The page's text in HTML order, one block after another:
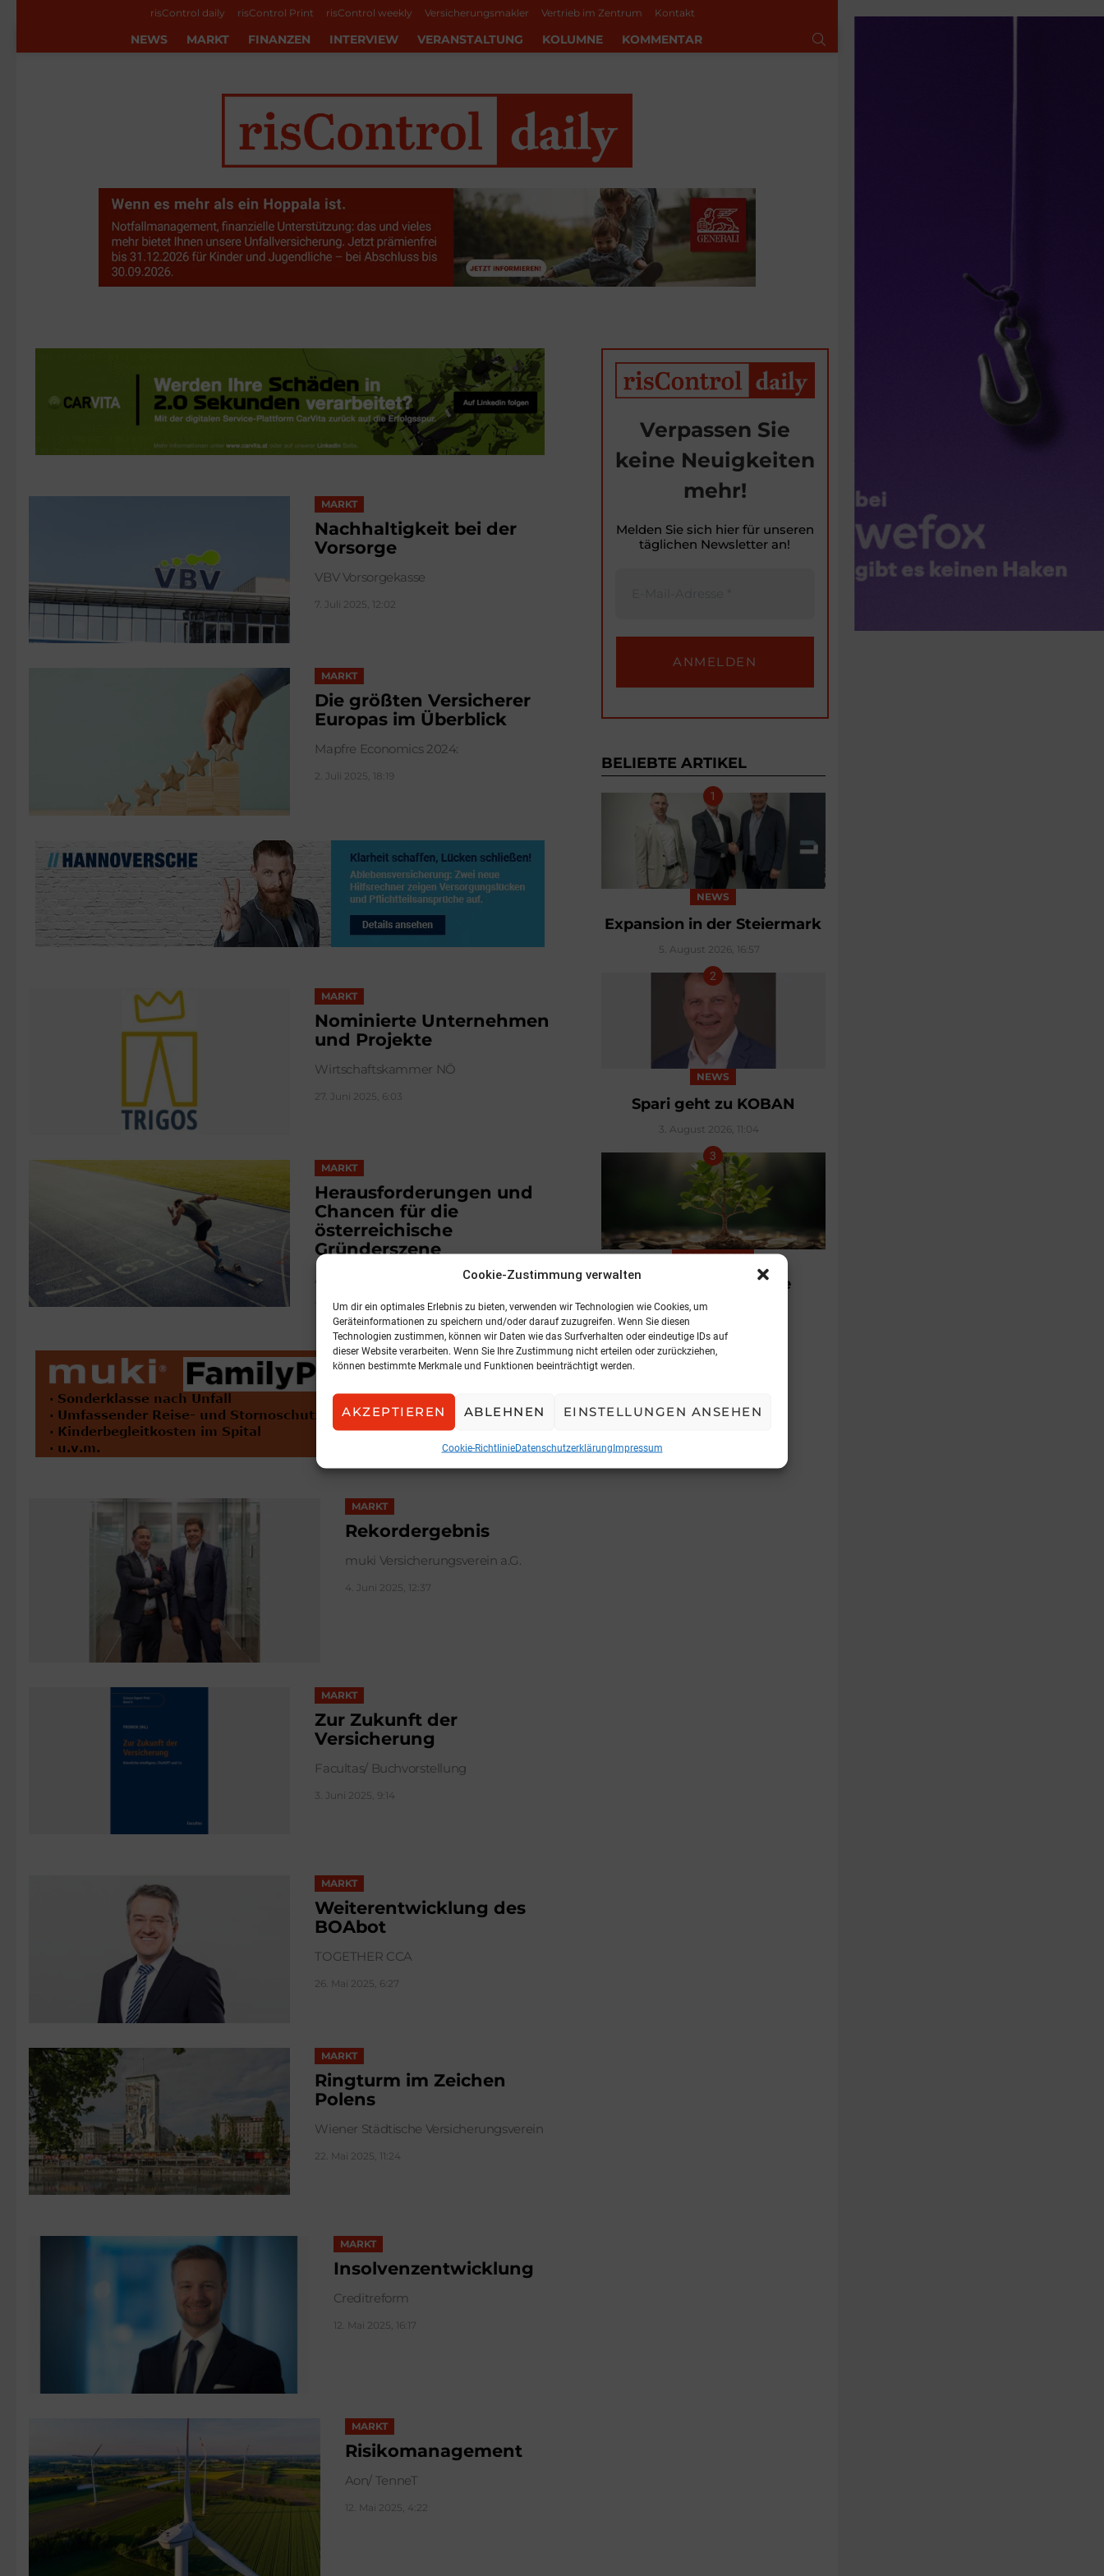
Cookie-Zustimmung verwalten
Um dir ein optimales Erlebnis zu bieten, verwenden wir Technologien wie Cookies, um
Geräteinformationen zu speichern und/oder darauf zuzugreifen. Wenn Sie diesen
Technologien zustimmen, können wir Daten wie das Surfverhalten oder eindeutige IDs auf
dieser Website verarbeiten. Wenn Sie Ihre Zustimmung nicht erteilen oder zurückziehen,
können bestimmte Merkmale und Funktionen beeinträchtigt werden.
AKZEPTIEREN ABLEHNEN EINSTELLUNGEN ANSEHEN
Cookie-RichtlinieDatenschutzerklärungImpressum
risControl daily risControl Print risControl weekly Versicherungsmakler Vertrieb im Zentrum Kontakt
NEWS MARKT FINANZEN INTERVIEW VERANSTALTUNG KOLUMNE KOMMENTAR
MARKT
Nachhaltigkeit bei der
Vorsorge
VBV Vorsorgekasse
7. Juli 2025, 12:02
MARKT
Die größten Versicherer
Europas im Überblick
Mapfre Economics 2024:
2. Juli 2025, 18:19
MARKT
Nominierte Unternehmen
und Projekte
Wirtschaftskammer NÖ
27. Juni 2025, 6:03
MARKT
Herausforderungen und
Chancen für die
österreichische
Gründerszene
Austrian Startup Monitor 2024:
10. Juni 2025, 6:42
MARKT
Rekordergebnis
muki Versicherungsverein a.G.
4. Juni 2025, 12:37
MARKT
Zur Zukunft der
Versicherung
Facultas/ Buchvorstellung
3. Juni 2025, 9:14
MARKT
Weiterentwicklung des
BOAbot
TOGETHER CCA
26. Mai 2025, 6:27
MARKT
Ringturm im Zeichen
Polens
Wiener Städtische Versicherungsverein
22. Mai 2025, 11:24
MARKT
Insolvenzentwicklung
Creditreform
12. Mai 2025, 16:17
MARKT
Risikomanagement
Aon/ TenneT
12. Mai 2025, 4:22
Verpassen Sie
keine Neuigkeiten
mehr!
Melden Sie sich hier für unseren
täglichen Newsletter an!
BELIEBTE ARTIKEL
NEWS
Expansion in der Steiermark
5. August 2026, 16:57
NEWS
Spari geht zu KOBAN
3. August 2026, 11:04
KOMMENTAR
Aus für irreführende
Umweltaussagen
5. August 2026, 15:01